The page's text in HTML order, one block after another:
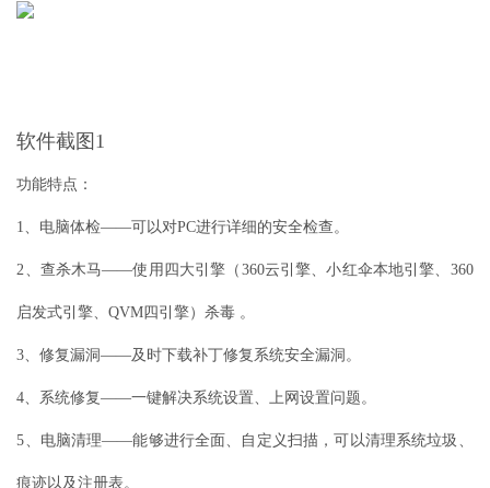
软件截图1
功能特点：
1、电脑体检——可以对PC进行详细的安全检查。
2、查杀木马——使用四大引擎（360云引擎、小红伞本地引擎、360
启发式引擎、QVM四引擎）杀毒 。
3、修复漏洞——及时下载补丁修复系统安全漏洞。
4、系统修复——一键解决系统设置、上网设置问题。
5、电脑清理——能够进行全面、自定义扫描，可以清理系统垃圾、
痕迹以及注册表。